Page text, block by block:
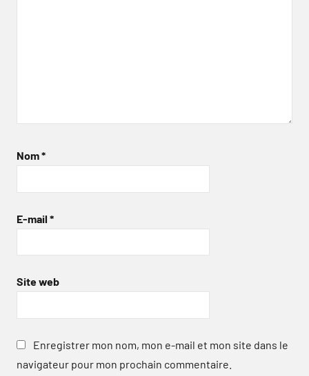
Nom*
E-mail *
Site web
Enregistrer mon nom, mon e-mail et mon site dans le
navigateur pour mon prochain commentaire.